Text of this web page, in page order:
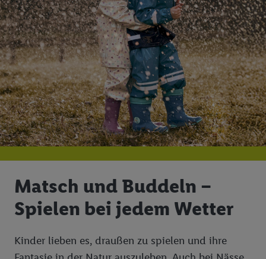
Matsch und Buddeln –
Spielen bei jedem Wetter
Kinder lieben es, draußen zu spielen und ihre